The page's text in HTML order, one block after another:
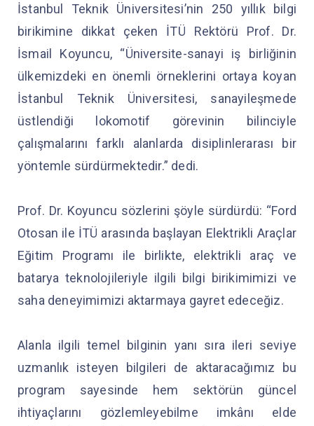
İstanbul Teknik Üniversitesi’nin 250 yıllık bilgi
birikimine dikkat çeken İTÜ Rektörü Prof. Dr.
İsmail Koyuncu, “Üniversite-sanayi iş birliğinin
ülkemizdeki en önemli örneklerini ortaya koyan
İstanbul Teknik Üniversitesi, sanayileşmede
üstlendiği lokomotif görevinin bilinciyle
çalışmalarını farklı alanlarda disiplinlerarası bir
yöntemle sürdürmektedir.” dedi.
Prof. Dr. Koyuncu sözlerini şöyle sürdürdü: “Ford
Otosan ile İTÜ arasında başlayan Elektrikli Araçlar
Eğitim Programı ile birlikte, elektrikli araç ve
batarya teknolojileriyle ilgili bilgi birikimimizi ve
saha deneyimimizi aktarmaya gayret edeceğiz.
Alanla ilgili temel bilginin yanı sıra ileri seviye
uzmanlık isteyen bilgileri de aktaracağımız bu
program sayesinde hem sektörün güncel
ihtiyaçlarını gözlemleyebilme imkânı elde